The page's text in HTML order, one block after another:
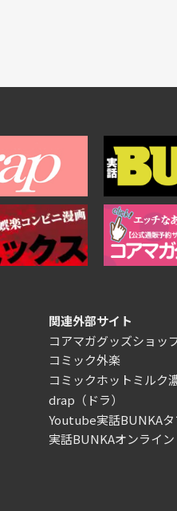
関連外部サイト
コアマガグッズショッ
コミック外楽
コミックホットミルク
drap（ドラ）
Youtube実話BUNKA
実話BUNKAオンライン